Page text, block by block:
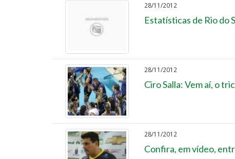
28/11/2012
Estatísticas de Rio do
28/11/2012
Ciro Salla: Vem aí, o
28/11/2012
Confira, em vídeo,